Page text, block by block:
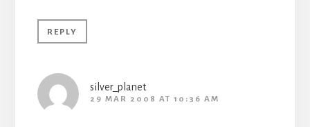
REPLY
silver_planet
29 MAR 2008 AT 10:36 AM